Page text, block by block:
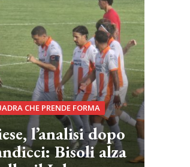
CHE PRENDE FORMA
l’analisi dopo
Bisoli alza